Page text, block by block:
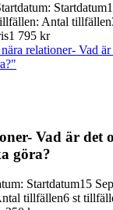
: Startdatum
: Antal tillfällen
1 795 kr
relationer- Vad
Vad är det
göra?
: Startdatum15
tillfällen6 st